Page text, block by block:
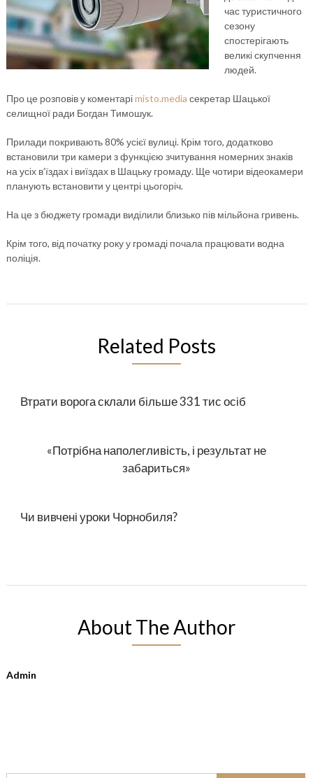
час туристичного
сезону
спостерігають
великі скупчення
людей.
Про це розповів у коментаріmisto.media секретар Шацької
селищної ради Богдан Тимошук.
Прилади покривають 80% усієї вулиці. Крім того, додатково
встановили три камери з функцією зчитування номерних знаків
на усіх в’їздах і виїздах в Шацьку громаду. Ще чотири відеокамери
планують встановити у центрі цьогоріч.
На це з бюджету громади виділили близько пів мільйона гривень.
Крім того, від початку року у громаді почала працювати водна
поліція.
Related Posts
Втрати ворога склали більше 331 тис осіб
«Потрібна наполегливість, і результат не
забариться»
Чи вивчені уроки Чорнобиля?
About The Author
Admin